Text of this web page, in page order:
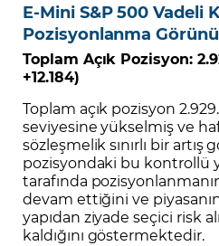
E-Mini S&P 500 Vadeli
Pozisyonlanma
Toplam Açık Pozisyon:
+12.184)
Toplam açık pozisyon
seviyesine yükselmiş ve
sözleşmelik sınırlı bir artış
pozisyondaki bu kontrollü
tarafında
devam ettiğini ve
yapıdan ziyade seçici risk
kaldığını göstermektedir.